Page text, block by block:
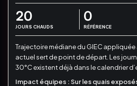
20
JOURS CHAUDS
0
RÉFÉRENCE
Trajectoire médiane du GIEC appliquée
actuel sert de point de départ. Les
30°C existent déjà dans le calendrier
Impact équipes :Sur les quais